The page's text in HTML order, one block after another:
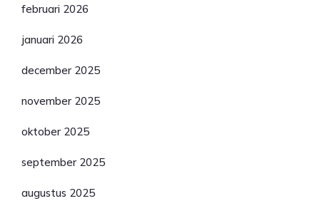
februari 2026
januari 2026
december 2025
november 2025
oktober 2025
september 2025
augustus 2025